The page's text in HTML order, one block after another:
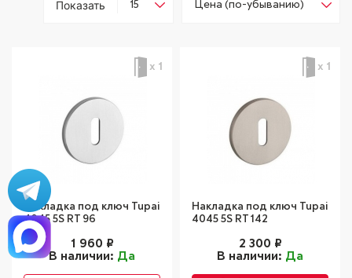
Показать
х 1
Накладка под ключ Tupai
4045 5S RT 96
1 960 ₽
В наличии: Да
х 1
Накладка под ключ Tupai
4045 5S RT 142
2 300 ₽
В наличии: Да